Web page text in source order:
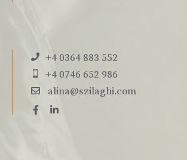
+4 0364 883 552
+4 0746 652 986
alina@szilaghi.com